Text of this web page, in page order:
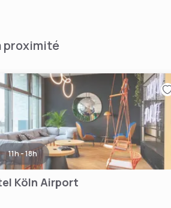
proximité
11h - 18h
Köln Airport